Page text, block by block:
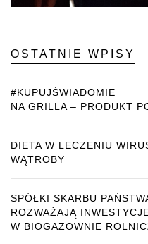
OSTATNIE WPISY
#KUPUJŚWIADOMIE
NA GRILLA – PRODUKT
DIETA W LECZENIU
WĄTROBY
SPÓŁKI SKARBU
ROZWAŻAJĄ
W BIOGAZOWNIE